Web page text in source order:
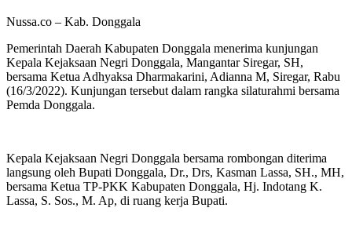
Nussa.co – Kab. Donggala
Pemerintah Daerah Kabupaten Donggala menerima kunjungan
Kepala Kejaksaan Negri Donggala, Mangantar Siregar, SH,
bersama Ketua Adhyaksa Dharmakarini, Adianna M, Siregar, Rabu
(16/3/2022). Kunjungan tersebut dalam rangka silaturahmi bersama
Pemda Donggala.
Kepala Kejaksaan Negri Donggala bersama rombongan diterima
langsung oleh Bupati Donggala, Dr., Drs, Kasman Lassa, SH., MH,
bersama Ketua TP-PKK Kabupaten Donggala, Hj. Indotang K.
Lassa, S. Sos., M. Ap, di ruang kerja Bupati.